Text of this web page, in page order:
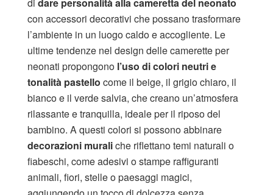
di dare personalità alla cameretta del neonato
con accessori decorativi che possano trasformare
l’ambiente in un luogo caldo e accogliente. Le
ultime tendenze nel design delle camerette per
neonati propongono l’uso di colori neutri e
tonalità pastello come il beige, il grigio chiaro, il
bianco e il verde salvia, che creano un’atmosfera
rilassante e tranquilla, ideale per il riposo del
bambino. A questi colori si possono abbinare
decorazioni muraliche riflettano temi naturali o
fiabeschi, come adesivi o stampe raffiguranti
animali, fiori, stelle o paesaggi magici,